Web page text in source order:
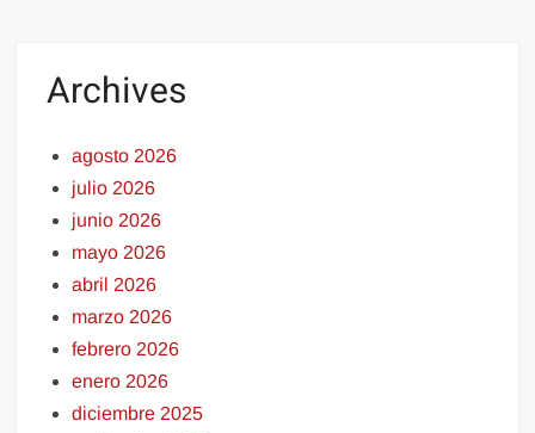
Archives
agosto 2026
julio 2026
junio 2026
mayo 2026
abril 2026
marzo 2026
febrero 2026
enero 2026
diciembre 2025